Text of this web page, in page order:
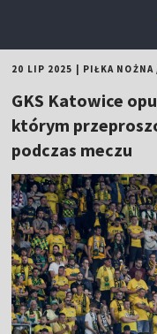
20 LIP 2025 PIŁKA NOŻNA
GKS Katowice
którym
podczas meczu